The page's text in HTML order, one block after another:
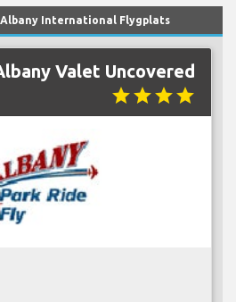
International Flygplats
Valet Uncovered
starstarstarstar